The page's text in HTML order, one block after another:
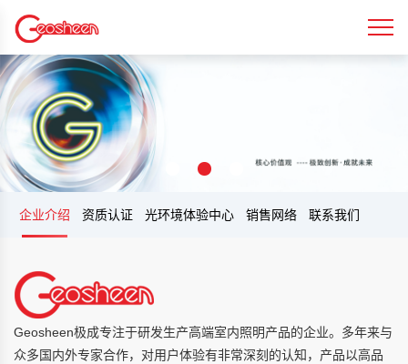
企业介绍 资质认证 光环境体验中心 销售网络 联系我们
Geosheen极成专注于研发生产高端室内照明产品的企业。多年来与
众多国内外专家合作，对用户体验有非常深刻的认知，产品以高品